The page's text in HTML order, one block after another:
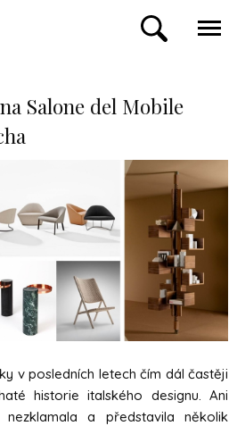
Salone del Mobile
v posledních letech čím dál častěji
historie italského designu. Ani
a představila několik